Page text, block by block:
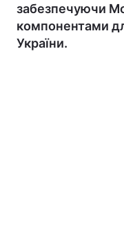
забезпечуючи
компонентами
України.